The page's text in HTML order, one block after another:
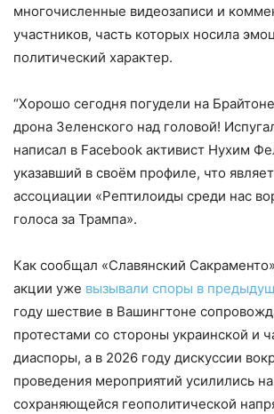
многочисленные видеозаписи и
участников, часть которых носила
политический характер.
“Хорошо сегодня погудели на
дрона Зеленского над головой!
написал в Facebook активист Нухим
указавший в своём профиле, что
ассоциации «Рептилоиды среди нас
голоса за Трампа».
Как сообщал «Славянский
акции уже вызывали споры в
году шествие в Вашингтоне
протестами со стороны украинской и
диаспоры, а в 2026 году дискуссии
проведения мероприятий усилились
сохраняющейся геополитической